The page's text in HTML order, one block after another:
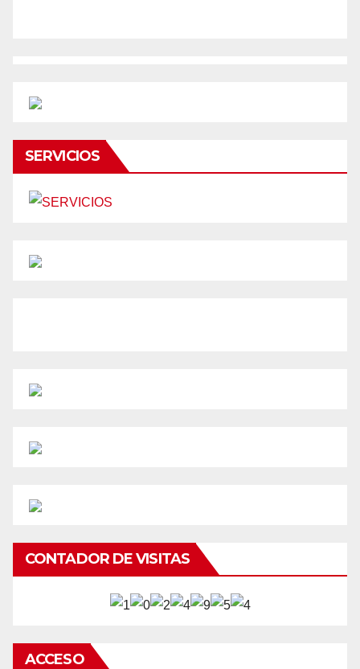
SERVICIOS
CONTADOR DE VISITAS
ACCESO